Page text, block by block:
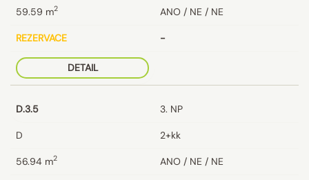
59.59 m2 ANO / NE / NE
REZERVACE -
DETAIL
D.3.5 3. NP
D 2+kk
56.94 m2 ANO / NE / NE